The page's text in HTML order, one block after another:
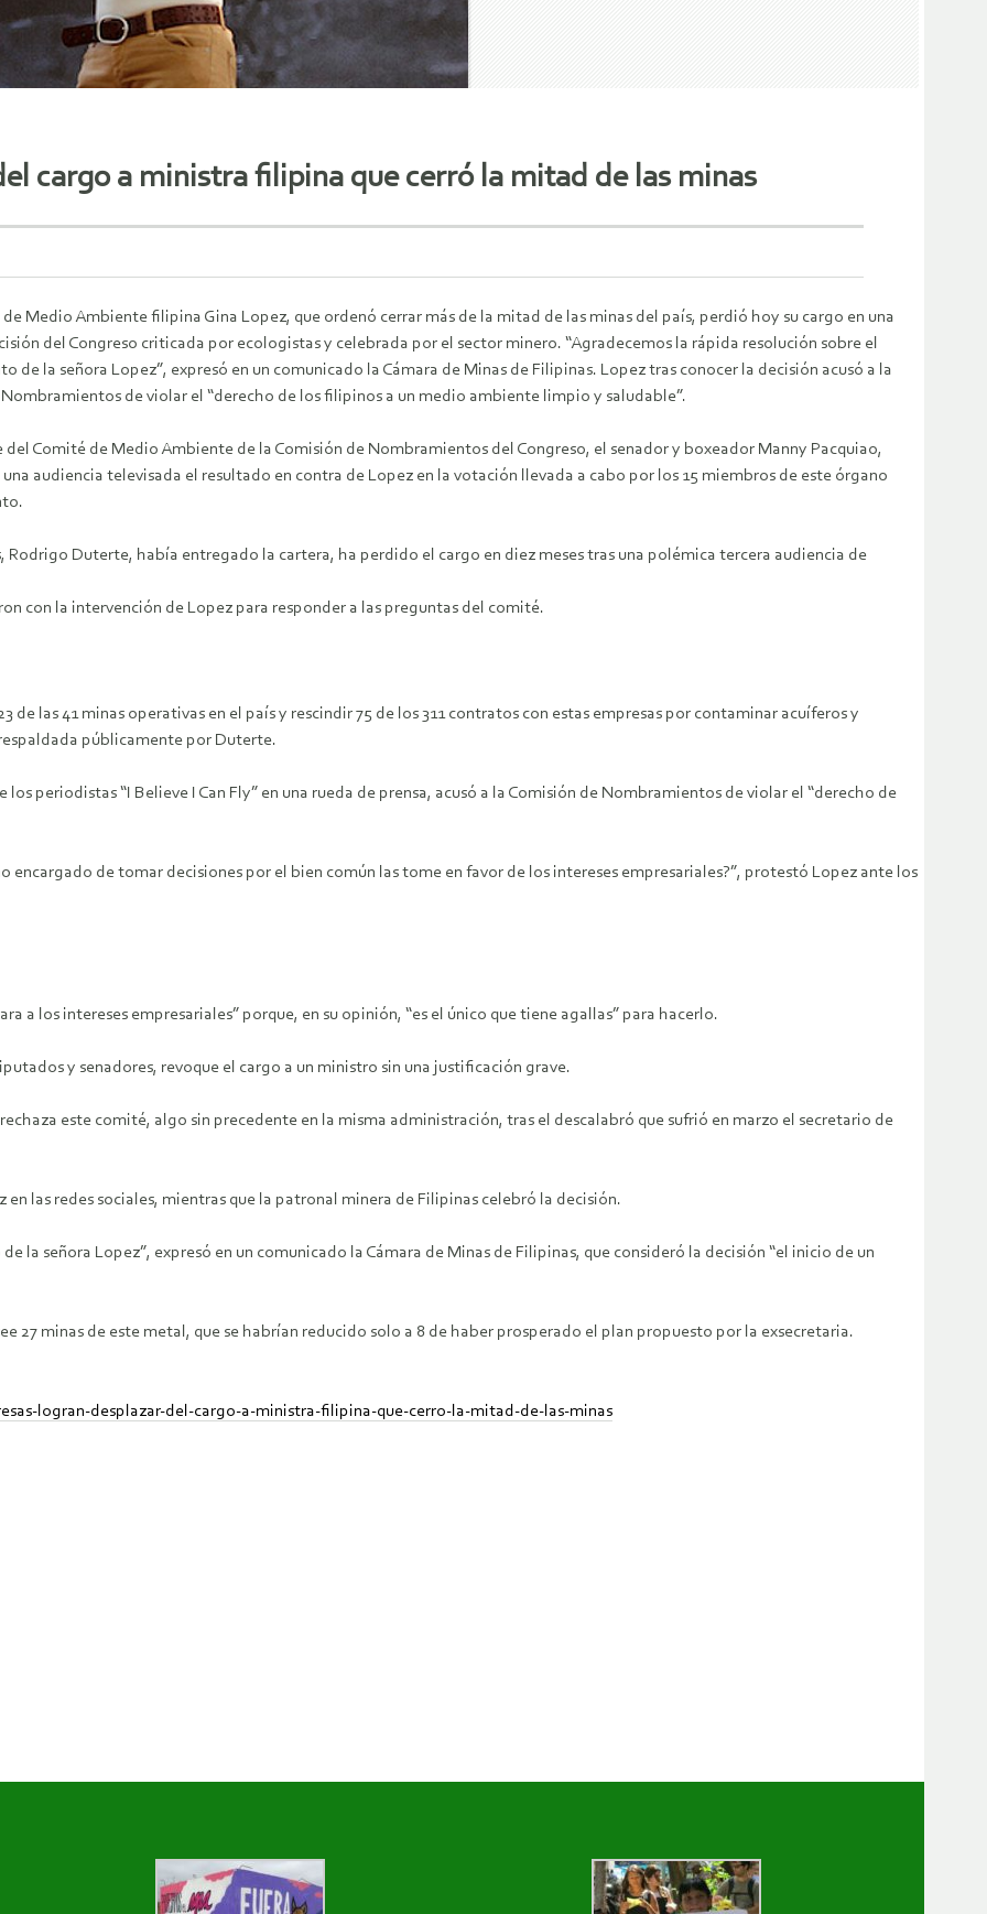
cargo a ministra filipina que cerró la mitad de las minas
de Medio Ambiente filipina Gina Lopez, que ordenó cerrar más de la mitad de las minas del país, perdió hoy su cargo en una
del Congreso criticada por ecologistas y celebrada por el sector minero. “Agradecemos la rápida resolución sobre el
de la señora Lopez”, expresó en un comunicado la Cámara de Minas de Filipinas. Lopez tras conocer la decisión acusó a la
de violar el “derecho de los filipinos a un medio ambiente limpio y saludable”.
del Comité de Medio Ambiente de la Comisión de Nombramientos del Congreso, el senador y boxeador Manny Pacquiao,
audiencia televisada el resultado en contra de Lopez en la votación llevada a cabo por los 15 miembros de este órgano
Duterte, había entregado la cartera, ha perdido el cargo en diez meses tras una polémica tercera audiencia de
con la intervención de Lopez para responder a las preguntas del comité.
las 41 minas operativas en el país y rescindir 75 de los 311 contratos con estas empresas por contaminar acuíferos y
públicamente por Duterte.
periodistas “I Believe I Can Fly” en una rueda de prensa, acusó a la Comisión de Nombramientos de violar el “derecho de
encargado de tomar decisiones por el bien común las tome en favor de los intereses empresariales?”, protestó Lopez ante los
a los intereses empresariales” porque, en su opinión, “es el único que tiene agallas” para hacerlo.
y senadores, revoque el cargo a un ministro sin una justificación grave.
este comité, algo sin precedente en la misma administración, tras el descalabró que sufrió en marzo el secretario de
las redes sociales, mientras que la patronal minera de Filipinas celebró la decisión.
la señora Lopez”, expresó en un comunicado la Cámara de Minas de Filipinas, que consideró la decisión “el inicio de un
27 minas de este metal, que se habrían reducido solo a 8 de haber prosperado el plan propuesto por la exsecretaria.
logran-desplazar-del-cargo-a-ministra-filipina-que-cerro-la-mitad-de-las-minas